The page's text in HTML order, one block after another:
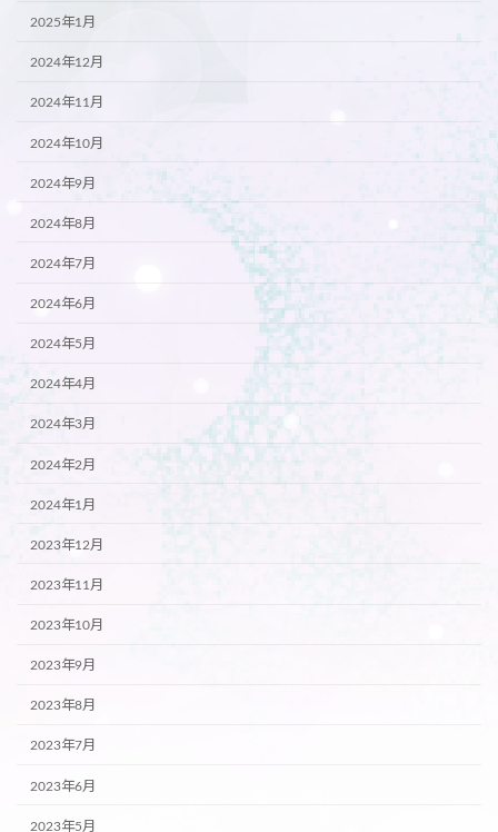
2025年1月
2024年12月
2024年11月
2024年10月
2024年9月
2024年8月
2024年7月
2024年6月
2024年5月
2024年4月
2024年3月
2024年2月
2024年1月
2023年12月
2023年11月
2023年10月
2023年9月
2023年8月
2023年7月
2023年6月
2023年5月